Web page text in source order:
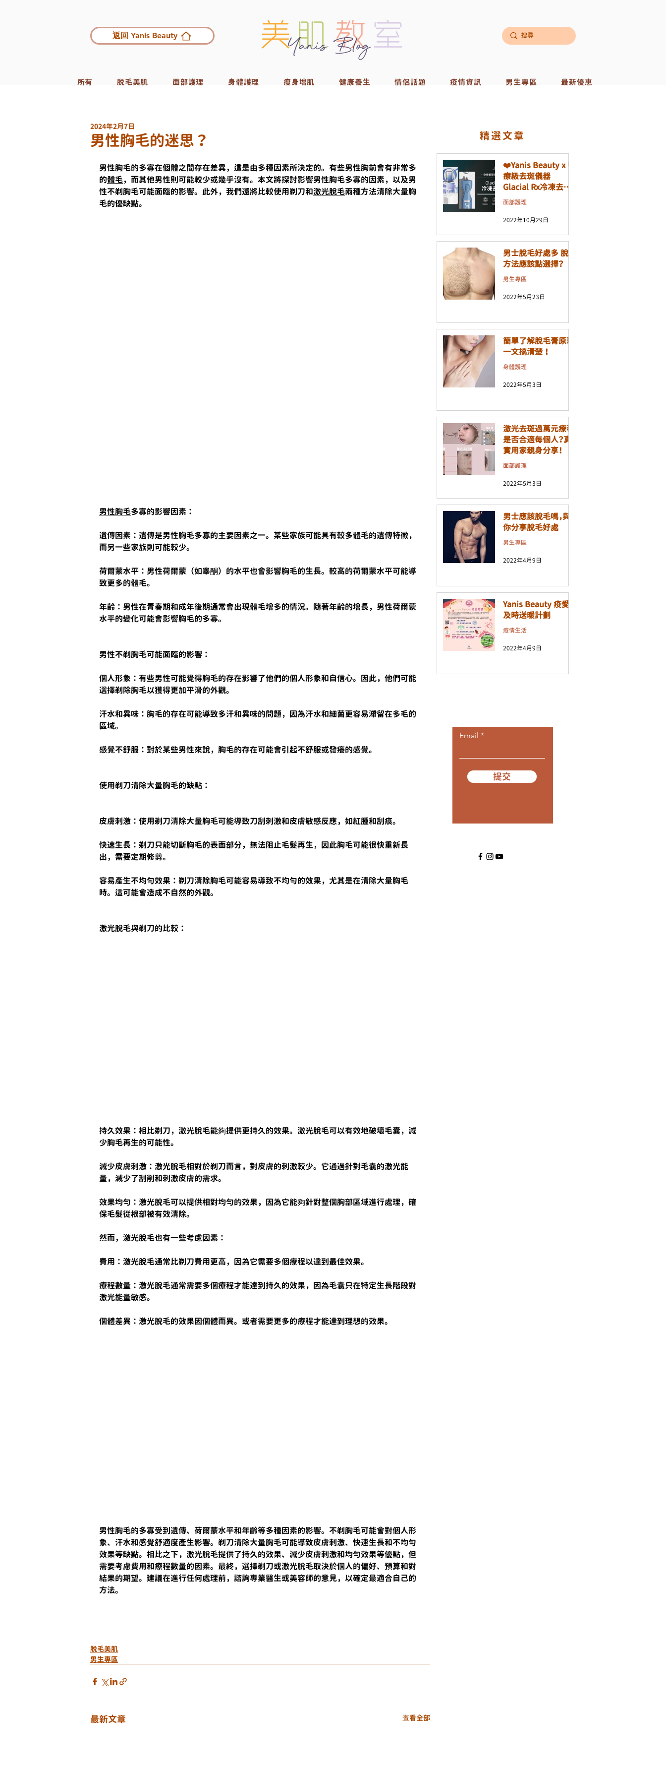
返回 Yanis Beauty
所有 脱毛美肌 面部護理 身體護理 瘦身增肌 健康養生 情侶話題 疫情資訊 男生專區 最新優惠
男性胸毛的迷思？
2024年2月7日
男性胸毛的多寡在個體之間存在差異，這是由多種因素所決定的。有些男性胸前會有非常多
的體毛，而其他男性則可能較少或幾乎沒有。本文將探討影響男性胸毛多寡的因素，以及男
性不剃胸毛可能面臨的影響。此外，我們還將比較使用剃刀和激光脫毛兩種方法清除大量胸
毛的優缺點。
男性胸毛多寡的影響因素：
遺傳因素：遺傳是男性胸毛多寡的主要因素之一。某些家族可能具有較多體毛的遺傳特徵，
而另一些家族則可能較少。
荷爾蒙水平：男性荷爾蒙（如睾酮）的水平也會影響胸毛的生長。較高的荷爾蒙水平可能導
致更多的體毛。
年齡：男性在青春期和成年後期通常會出現體毛增多的情況。隨著年齡的增長，男性荷爾蒙
水平的變化可能會影響胸毛的多寡。
男性不剃胸毛可能面臨的影響：
個人形象：有些男性可能覺得胸毛的存在影響了他們的個人形象和自信心。因此，他們可能
選擇剃除胸毛以獲得更加平滑的外觀。
汗水和異味：胸毛的存在可能導致多汗和異味的問題，因為汗水和細菌更容易滯留在多毛的
區域。
感覺不舒服：對於某些男性來說，胸毛的存在可能會引起不舒服或發癢的感覺。
使用剃刀清除大量胸毛的缺點：
皮膚刺激：使用剃刀清除大量胸毛可能導致刀刮刺激和皮膚敏感反應，如紅腫和刮痕。
快速生長：剃刀只能切斷胸毛的表面部分，無法阻止毛髮再生，因此胸毛可能很快重新長
出，需要定期修剪。
容易產生不均勻效果：剃刀清除胸毛可能容易導致不均勻的效果，尤其是在清除大量胸毛
時。這可能會造成不自然的外觀。
激光脫毛與剃刀的比較：
持久效果：相比剃刀，激光脫毛能夠提供更持久的效果。激光脫毛可以有效地破壞毛囊，減
少胸毛再生的可能性。
減少皮膚刺激：激光脫毛相對於剃刀而言，對皮膚的刺激較少。它通過針對毛囊的激光能
量，減少了刮削和刺激皮膚的需求。
效果均勻：激光脫毛可以提供相對均勻的效果，因為它能夠針對整個胸部區域進行處理，確
保毛髮從根部被有效清除。
然而，激光脫毛也有一些考慮因素：
費用：激光脫毛通常比剃刀費用更高，因為它需要多個療程以達到最佳效果。
療程數量：激光脫毛通常需要多個療程才能達到持久的效果，因為毛囊只在特定生長階段對
激光能量敏感。
個體差異：激光脫毛的效果因個體而異。或者需要更多的療程才能達到理想的效果。
男性胸毛的多寡受到遺傳、荷爾蒙水平和年齡等多種因素的影響。不剃胸毛可能會對個人形
象、汗水和感覺舒適度產生影響。剃刀清除大量胸毛可能導致皮膚刺激、快速生長和不均勻
效果等缺點。相比之下，激光脫毛提供了持久的效果、減少皮膚刺激和均勻效果等優點，但
需要考慮費用和療程數量的因素。最終，選擇剃刀或激光脫毛取決於個人的偏好、預算和對
結果的期望。建議在進行任何處理前，諮詢專業醫生或美容師的意見，以確定最適合自己的
方法。
脱毛美肌
男生專區
最新文章 查看全部
​精選文章
❤️Yanis Beauty x 醫
療級去斑儀器
Glacial Rx冷凍去斑
機❤️
面部護理
2022年10月29日
男士脫毛好處多 脫毛
方法應該點選擇？
男生專區
2022年5月23日
簡單了解脫毛膏原理
一文搞清楚 ！
身體護理
2022年5月3日
激光去斑過萬元療程
是否合適每個人？真
實用家親身分享！
面部護理
2022年5月3日
男士應該脫毛嗎，與
你分享脫毛好處
男生專區
2022年4月9日
Yanis Beauty 疫愛
及時送暖計劃
疫情生活
2022年4月9日
Email
提交